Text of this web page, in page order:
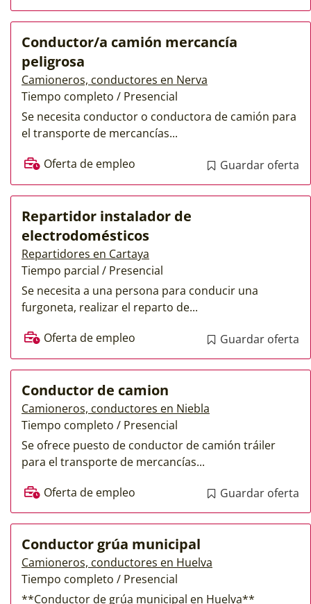
Conductor/a camión mercancía
peligrosa
Camioneros, conductores en Nerva
Tiempo completo / Presencial
Se necesita conductor o conductora de camión para
el transporte de mercancías...
Oferta de empleo
Guardar oferta
Repartidor instalador de
electrodomésticos
Repartidores en Cartaya
Tiempo parcial / Presencial
Se necesita a una persona para conducir una
furgoneta, realizar el reparto de...
Oferta de empleo
Guardar oferta
Conductor de camion
Camioneros, conductores en Niebla
Tiempo completo / Presencial
Se ofrece puesto de conductor de camión tráiler
para el transporte de mercancías...
Oferta de empleo
Guardar oferta
Conductor grúa municipal
Camioneros, conductores en Huelva
Tiempo completo / Presencial
**Conductor de grúa municipal en Huelva**